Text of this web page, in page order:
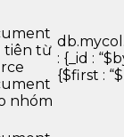
tiên từ
nhóm
: {_id :
{$first :